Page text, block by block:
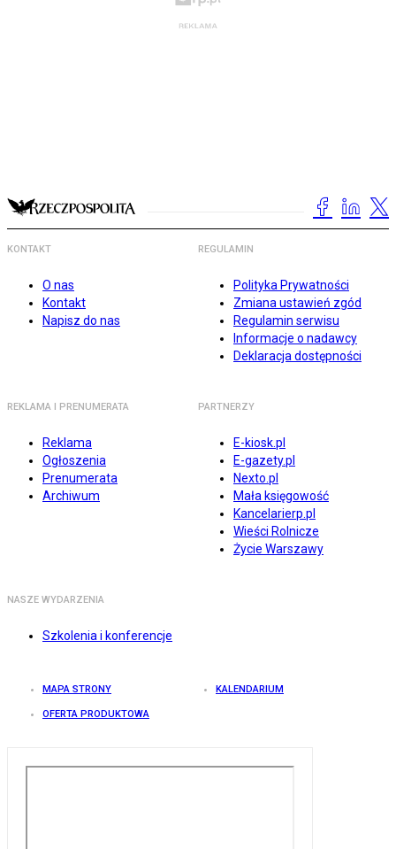
KONTAKT
O nas
Kontakt
Napisz do nas
REGULAMIN
Polityka Prywatności
Zmiana ustawień zgód
Regulamin serwisu
Informacje o nadawcy
Deklaracja dostępności
REKLAMA I PRENUMERATA
Reklama
Ogłoszenia
Prenumerata
Archiwum
PARTNERZY
E-kiosk.pl
E-gazety.pl
Nexto.pl
Mała księgowość
Kancelarierp.pl
Wieści Rolnicze
Życie Warszawy
NASZE WYDARZENIA
Szkolenia i konferencje
MAPA STRONY KALENDARIUM
OFERTA PRODUKTOWA